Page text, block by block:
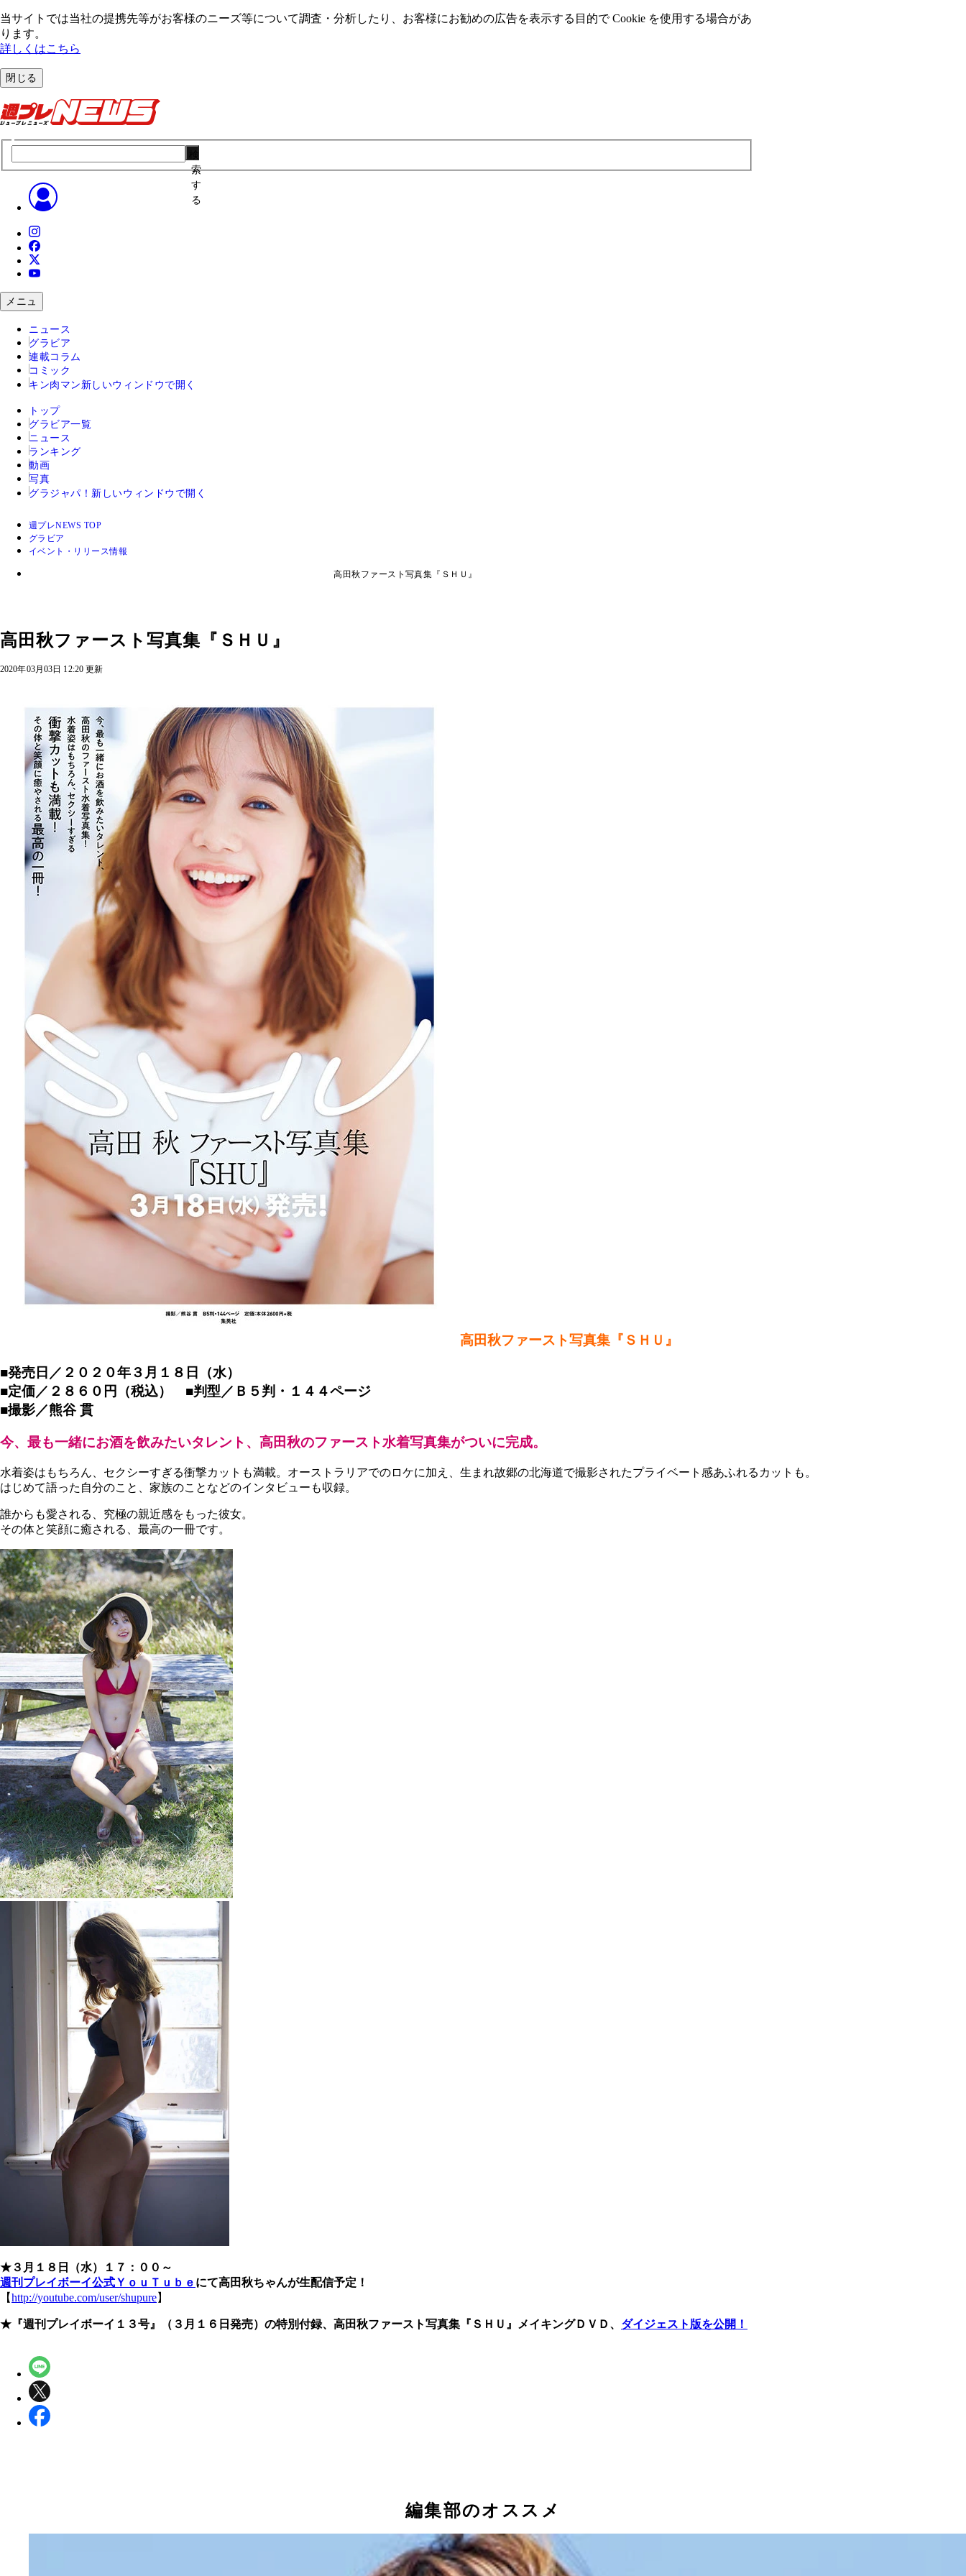
当サイトでは当社の提携先等がお客様のニーズ等について調査・分析したり、お客様にお勧めの広告を表⽰する⽬的で Cookie を使⽤する場合があ
ります。
詳しくはこちら
閉じる
索
す
る
メニュ
ニュース
グラビア
連載コラム
コミック
キン肉マン 新しいウィンドウで開く
トップ
グラビア一覧
ニュース
ランキング
動画
写真
グラジャパ！ 新しいウィンドウで開く
週プレNEWS TOP
グラビア
イベント・リリース情報
高田秋ファースト写真集『ＳＨＵ』
高田秋ファースト写真集『ＳＨＵ』
2020年03月03日 12:20 更新
高田秋ファースト写真集『ＳＨＵ』
■発売日／２０２０年３月１８日（水）
■定価／２８６０円（税込） ■判型／Ｂ５判・１４４ページ
■撮影／熊谷 貫
今、最も一緒にお酒を飲みたいタレント、高田秋のファースト水着写真集がついに完成。
水着姿はもちろん、セクシーすぎる衝撃カットも満載。オーストラリアでのロケに加え、生まれ故郷の北海道で撮影されたプライベート感あふれるカットも。
はじめて語った自分のこと、家族のことなどのインタビューも収録。
誰からも愛される、究極の親近感をもった彼女。
その体と笑顔に癒される、最高の一冊です。
★３月１８日（水）１７：００～
週刊プレイボーイ公式ＹｏｕＴｕｂｅ にて高田秋ちゃんが生配信予定！
【http://youtube.com/user/shupure】
★『週刊プレイボーイ１３号』（３月１６日発売）の特別付録、高田秋ファースト写真集『ＳＨＵ』メイキングＤＶＤ、 ダイジェスト版を公開！
編集部のオススメ